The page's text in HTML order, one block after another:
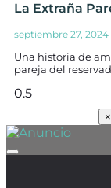
La Extraña
septiembre 27, 2024
Una historia de
pareja del
×